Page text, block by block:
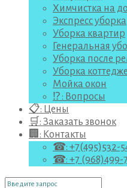
Химчистка на
Экспресс уборка
Уборка квартир
Генеральная
Уборка после
Уборка
Мойка окон
⁉ : Вопросы
📋: Цены
🛒: Заказать звонок
🏢: Контакты
☎: +7(495)532-
☎: +7 (968)499-
Поиск